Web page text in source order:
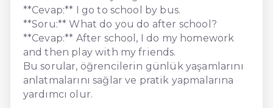
**Cevap:** I go to school by bus.
**Soru:** What do you do after school?
**Cevap:** After school, I do my homework
and then play with my friends.
Bu sorular, öğrencilerin günlük yaşamlarını
anlatmalarını sağlar ve pratik yapmalarına
yardımcı olur.